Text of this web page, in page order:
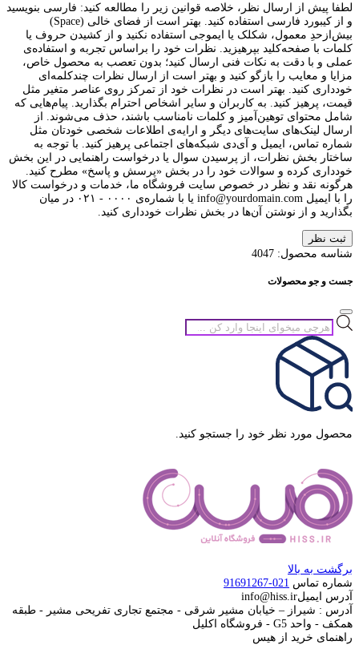
لطفا پیش از ارسال نظر، خلاصه قوانین زیر را مطالعه کنید: فارسی بنویسید
و از کیبورد فارسی استفاده کنید. بهتر است از فضای خالی (Space)
بیش‌از‌حدِ معمول، شکلک یا ایموجی استفاده نکنید و از کشیدن حروف یا
کلمات با صفحه‌کلید بپرهیزید. نظرات خود را براساس تجربه و استفاده‌ی
عملی و با دقت به نکات فنی ارسال کنید؛ بدون تعصب به محصول خاص،
مزایا و معایب را بازگو کنید و بهتر است از ارسال نظرات چندکلمه‌‌ای
خودداری کنید. بهتر است در نظرات خود از تمرکز روی عناصر متغیر مثل
قیمت، پرهیز کنید. به کاربران و سایر اشخاص احترام بگذارید. پیام‌هایی که
شامل محتوای توهین‌آمیز و کلمات نامناسب باشند، حذف می‌شوند. از
ارسال لینک‌های سایت‌های دیگر و ارایه‌ی اطلاعات شخصی خودتان مثل
شماره تماس، ایمیل و آی‌دی شبکه‌های اجتماعی پرهیز کنید. با توجه به
ساختار بخش نظرات، از پرسیدن سوال یا درخواست راهنمایی در این بخش
خودداری کرده و سوالات خود را در بخش «پرسش و پاسخ» مطرح کنید.
هرگونه نقد و نظر در خصوص سایت فروشگاه ما، خدمات و درخواست کالا
را با ایمیل info@yourdomain.com یا با شماره‌ی ۰۰۰۰ - ۰۲۱ در میان
بگذارید و از نوشتن آن‌ها در بخش نظرات خودداری کنید.
ثبت نظر
شناسه محصول: 4047
جست و جو محصولات
جستجوی
محصولات
محصول مورد نظر خود را جستجو کنید.
برگشت به بالا
شماره تماس 021-91691267
آدرس ایمیلinfo@hiss.ir
آدرس : شیراز – خیابان مشیر شرقی - مجتمع تجاری تفریحی مشیر - طبقه
همکف - واحد G5 - فروشگاه اکلیل
راهنمای خرید از هیس